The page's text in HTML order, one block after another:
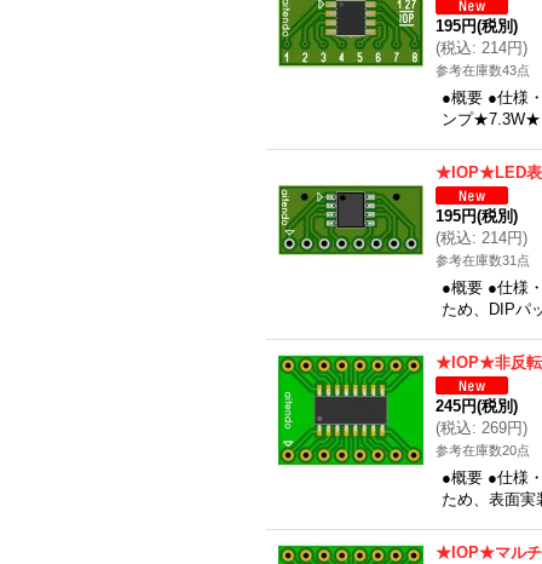
195円(税別)
(税込: 214円)
参考在庫数43点
●概要 ●仕様
ンプ
★IOP★LED表
195円(税別)
(税込: 214円)
参考在庫数31点
●概要 ●仕様
ため、DIPパ
★IOP★非反転
245円(税別)
(税込: 269円)
参考在庫数20点
●概要 ●仕様
ため、表面
★IOP★マルチ